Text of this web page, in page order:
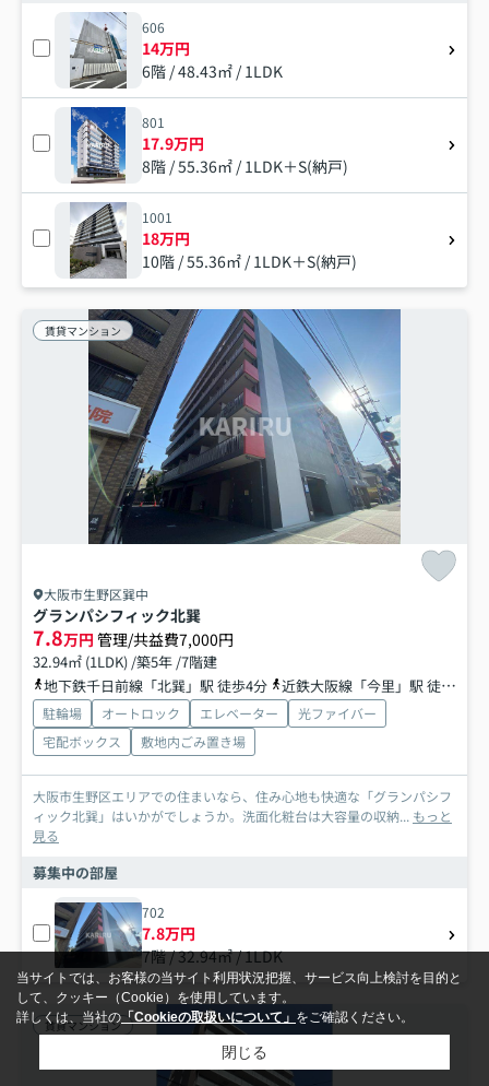
606
14万円
6階 / 48.43㎡ / 1LDK
801
17.9万円
8階 / 55.36㎡ / 1LDK＋S(納戸)
1001
18万円
10階 / 55.36㎡ / 1LDK＋S(納戸)
賃貸マンション
大阪市生野区巽中
グランパシフィック北巽
7.8万円 管理/共益費7,000円
32.94㎡ (1LDK) /築5年 /7階建
地下鉄千日前線「北巽」駅 徒歩4分
近鉄大阪線「今里」駅 徒歩19分
駐輪場 オートロック エレベーター
光ファイバー
宅配ボックス
敷地内ごみ置き場
大阪市生野区エリアでの住まいなら、住み心地も快適な「グランパシフ
ィック北巽」はいかがでしょうか。洗面化粧台は大容量の収納... もっと
見る
募集中の部屋
702
7.8万円
7階 / 32.94㎡ / 1LDK
賃貸マンション
当サイトでは、お客様の当サイト利用状況把握、サービス向上検討を目的と
して、クッキー（Cookie）を使用しています。
詳しくは、当社の「Cookieの取扱いについて」 をご確認ください。
閉じる